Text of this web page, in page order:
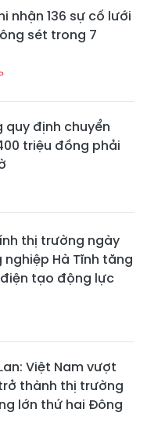
nhận 136 sự cố lưới
sét trong 7
quy định chuyển
triệu đồng phải
thị trường ngày
nghiệp Hà Tĩnh tăng
điện tạo động lực
Việt Nam vượt
thành thị trường
lớn thứ hai Đông